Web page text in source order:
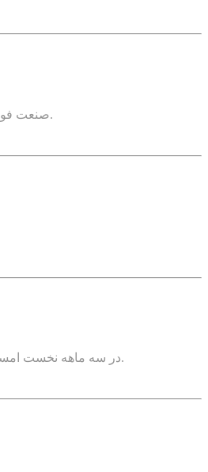
صنعت فولاد دارای قابلیت ارز آوری سالیانه چهار میلیارد دلاری است که این رقم سهم ۴۰ تا ۴۵ درصدی از مجموع صادرات بخش معدن و صنایع معدنی را به خود اختصاص می دهد.
در سه ماهه نخست امسال از بین ۳۶ کالای منتخب صنعتی و معدنی که مورد پایش قرار گرفت، در همسنجی با پارسال تولید ۲۲ محصول رشد، ۱۳ محصول کاهش داشت و یک محصول ثابت ماند.